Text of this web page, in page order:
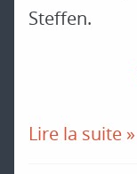
Steffen.
Lire la suite »